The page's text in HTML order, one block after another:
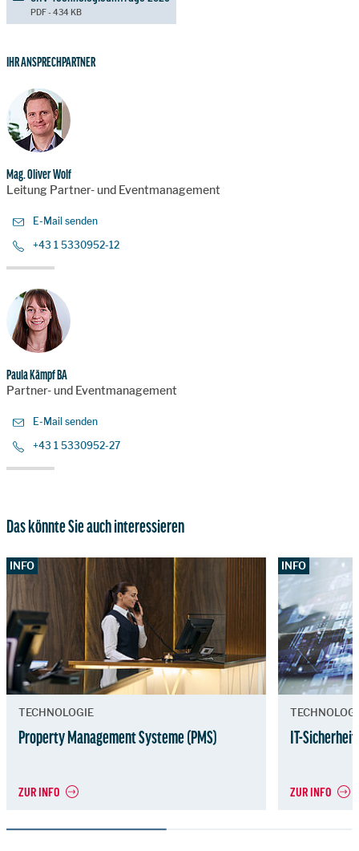
PDF - 434 KB
IHR ANSPRECHPARTNER
Mag. Oliver Wolf
Leitung Partner- und Eventmanagement
E-Mail senden
+43 1 5330952-12
Paula Kämpf BA
Partner- und Eventmanagement
E-Mail senden
+43 1 5330952-27
Das könnte Sie auch interessieren
INFO
TECHNOLOGIE
Property Management Systeme (PMS)
ZUR INFO
INFO
IT-
ZUR INFO